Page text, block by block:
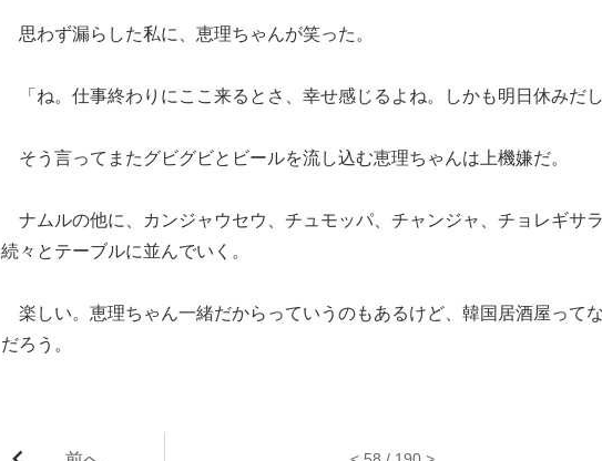
思わず漏らした私に、恵理ちゃんが笑った。
「ね。仕事終わりにここ来るとさ、幸せ感じるよね。しかも明日休みだし
そう言ってまたグビグビとビールを流し込む恵理ちゃんは上機嫌だ。
ナムルの他に、カンジャウセウ、チュモッパ、チャンジャ、チョレギサ
続々とテーブルに並んでいく。
楽しい。恵理ちゃん一緒だからっていうのもあるけど、韓国居酒屋って
だろう。